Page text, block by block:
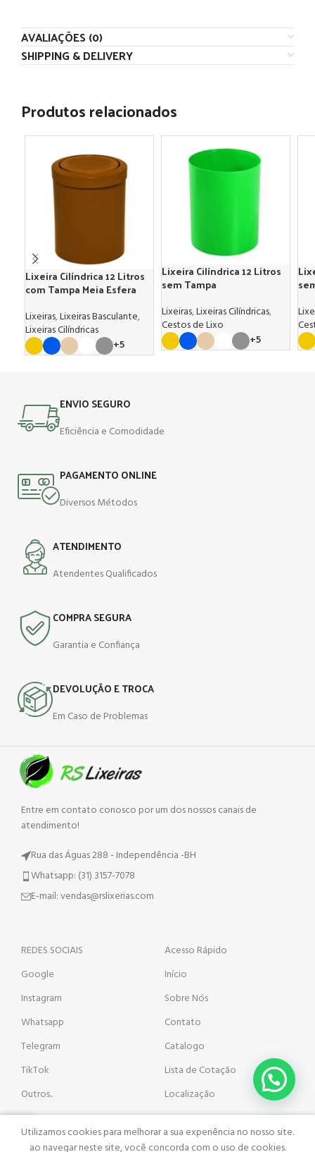
AVALIAÇÕES (0)
SHIPPING & DELIVERY
Produtos relacionados
Lixeira Cilíndrica 12 Litros
com Tampa Meia Esfera
Lixeiras,Lixeiras Basculante,
Lixeiras Cilíndricas
+5
Lixeira Cilíndrica 12 Litros
sem Tampa
Lixeiras,Lixeiras Cilíndricas,
Cestos de Lixo
+5
ENVIO SEGURO
Eficiência e Comodidade
PAGAMENTO ONLINE
Diversos Métodos
ATENDIMENTO
Atendentes Qualificados
COMPRA SEGURA
Garantia e Confiança
DEVOLUÇÃO E TROCA
Em Caso de Problemas
Entre em contato conosco por um dos nossos canais de
atendimento!
Rua das Águas 288 - Independência -BH
Whatsapp: (31) 3157-7078
E-mail: vendas@rslixerias.com
REDES SOCIAIS
Google
Instagram
Whatsapp
Telegram
TikTok
Outros..
Acesso Rápido
Início
Sobre Nós
Contato
Catalogo
Lista de Cotação
Localização
Utilizamos cookies para melhorar a sua experiência no nosso site.
ao navegar neste site, você concorda com o uso de cookies.
de Cotação
Ver um tutorial detalhado